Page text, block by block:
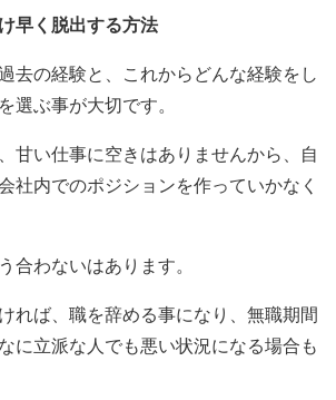
早く脱出する方法
去の経験と、これからどんな経験をし
選ぶ事が大切です。
甘い仕事に空きはありませんから、自
社内でのポジションを作っていかなく
合わないはあります。
れば、職を辞める事になり、無職期間
に立派な人でも悪い状況になる場合も